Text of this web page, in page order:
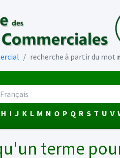
recherche à partir du mot
H I J K L M N O P Q R S T U V
terme